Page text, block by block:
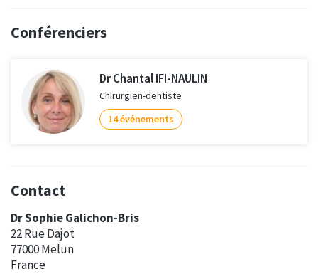
Conférenciers
Dr Chantal IFI-NAULIN
Chirurgien-dentiste
14 événements
Contact
Dr Sophie Galichon-Bris
22 Rue Dajot
77000 Melun
France